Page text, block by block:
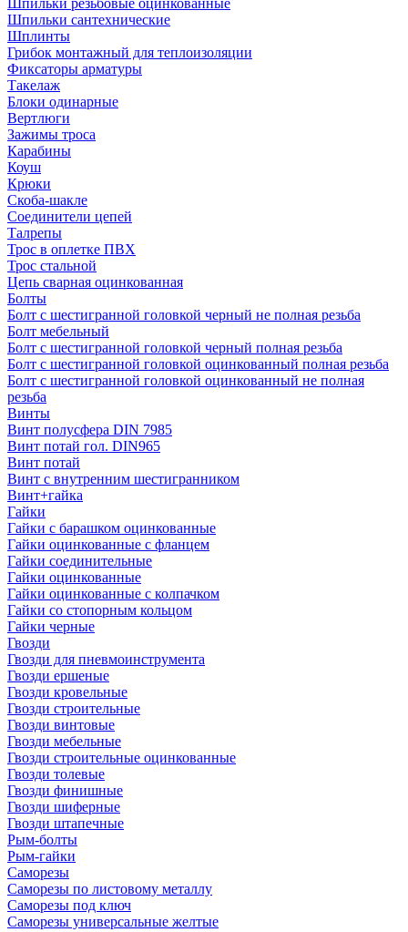
Шпильки резьбовые оцинкованные
Шпильки сантехнические
Шплинты
Грибок монтажный для теплоизоляции
Фиксаторы арматуры
Такелаж
Блоки одинарные
Вертлюги
Зажимы троса
Карабины
Коуш
Крюки
Скоба-шакле
Соединители цепей
Талрепы
Трос в оплетке ПВХ
Трос стальной
Цепь сварная оцинкованная
Болты
Болт с шестигранной головкой черный не полная резьба
Болт мебельный
Болт с шестигранной головкой черный полная резьба
Болт с шестигранной головкой оцинкованный полная резьба
Болт с шестигранной головкой оцинкованный не полная
резьба
Винты
Винт полусфера DIN 7985
Винт потай гол. DIN965
Винт потай
Винт с внутренним шестигранником
Винт+гайка
Гайки
Гайки с барашком оцинкованные
Гайки оцинкованные с фланцем
Гайки соединительные
Гайки оцинкованные
Гайки оцинкованные с колпачком
Гайки со стопорным кольцом
Гайки черные
Гвозди
Гвозди для пневмоинструмента
Гвозди ершеные
Гвозди кровельные
Гвозди строительные
Гвозди винтовые
Гвозди мебельные
Гвозди строительные оцинкованные
Гвозди толевые
Гвозди финишные
Гвозди шиферные
Гвозди штапечные
Рым-болты
Рым-гайки
Саморезы
Саморезы по листовому металлу
Саморезы под ключ
Саморезы универсальные желтые